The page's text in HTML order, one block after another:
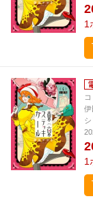
1
伊
シ
1